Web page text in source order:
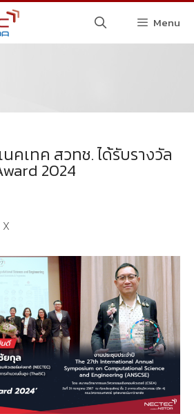
Menu
คเทค สวทช. ได้รับรางวัล
2024
X